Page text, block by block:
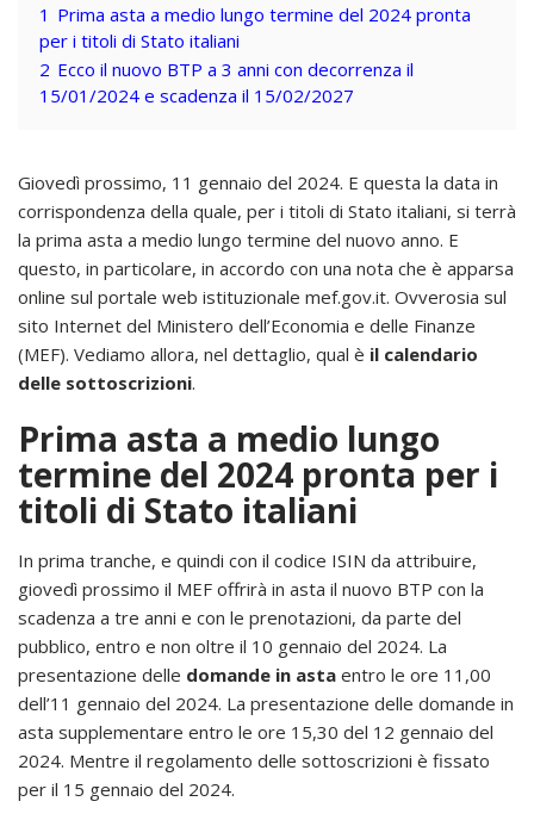
1 Prima asta a medio lungo termine del 2024 pronta
per i titoli di Stato italiani
2 Ecco il nuovo BTP a 3 anni con decorrenza il
15/01/2024 e scadenza il 15/02/2027
Giovedì prossimo, 11 gennaio del 2024. E questa la data in
corrispondenza della quale, per i titoli di Stato italiani, si terrà
la prima asta a medio lungo termine del nuovo anno. E
questo, in particolare, in accordo con una nota che è apparsa
online sul portale web istituzionale mef.gov.it. Ovverosia sul
sito Internet del Ministero dell’Economia e delle Finanze
(MEF). Vediamo allora, nel dettaglio, qual è il calendario
delle sottoscrizioni.
Prima asta a medio lungo
termine del 2024 pronta per i
titoli di Stato italiani
In prima tranche, e quindi con il codice ISIN da attribuire,
giovedì prossimo il MEF offrirà in asta il nuovo BTP con la
scadenza a tre anni e con le prenotazioni, da parte del
pubblico, entro e non oltre il 10 gennaio del 2024. La
presentazione delle domande in asta entro le ore 11,00
dell’11 gennaio del 2024. La presentazione delle domande in
asta supplementare entro le ore 15,30 del 12 gennaio del
2024. Mentre il regolamento delle sottoscrizioni è fissato
per il 15 gennaio del 2024.